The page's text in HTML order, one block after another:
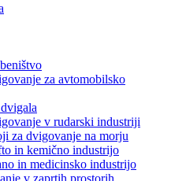
za avtomobilsko
v rudarski industriji
za dvigovanje na morju
in kemično industrijo
in medicinsko industrijo
v zaprtih prostorih